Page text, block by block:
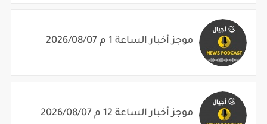
موجز أخبار الساعة 1 م 2026/08/07
موجز أخبار الساعة 12 م 2026/08/07